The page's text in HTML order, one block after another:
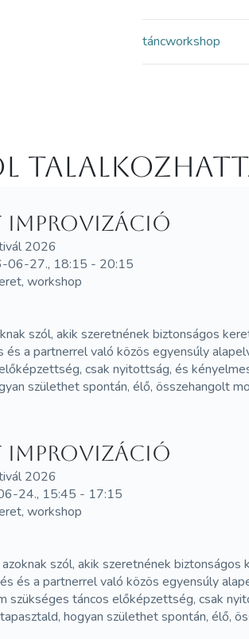
táncworkshop
2026
06-27., 18:15 - 20:15
workshop
szól, akik szeretnének biztonságos
és a partnerrel való közös egyensúly
csak nyitottság, és
születhet spontán, élő, összehangolt
2026
24., 15:45 - 17:15
workshop
szól, akik szeretnének
és a partnerrel való közös egyensúly
szükséges táncos előképzettség, csak
hogyan születhet spontán, élő,